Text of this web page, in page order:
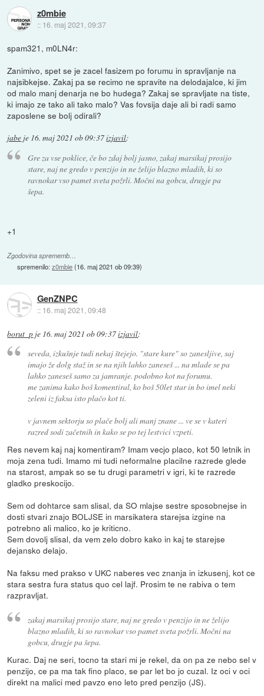
z0mbie
:: 16. maj 2021, 09:37
spam321, m0LN4r:
Zanimivo, spet se je zacel fasizem po forumu in spravljanje na
najsibkejse. Zakaj pa se recimo ne spravite na delodajalce, ki jim
od malo manj denarja ne bo hudega? Zakaj se spravljate na tiste,
ki imajo ze tako ali tako malo? Vas fovsija daje ali bi radi samo
zaposlene se bolj odirali?
jabe je 16. maj 2021 ob 09:37izjavil:
Gre za vse poklice, če bo zdaj bolj jasno, zakaj marsikaj prosijo
stare, naj ne gredo v penzijo in ne želijo blazno mladih, ki so
ravnokar vso pamet sveta požrli. Močni na gobcu, drugje pa
šepa.
+1
Zgodovina sprememb…
spremenilo:z0mbie(16. maj 2021 ob 09:39)
GenZNPC
:: 16. maj 2021, 09:48
borut_p je 16. maj 2021 ob 09:37izjavil:
seveda, izkušnje tudi nekaj štejejo. "stare kure" so zanesljive, saj
imajo že dolg staž in se na njih lahko zaneseš ... na mlade se pa
lahko zaneseš samo za jamranje. podobno kot na forumu.
me zanima kako boš komentiral, ko boš 50let star in bo imel neki
zeleni iz faksa isto plačo kot ti.
v javnem sektorju so plače bolj ali manj znane ... ve se v kateri
razred sodi začetnih in kako se po tej lestvici vzpeti.
Res nevem kaj naj komentiram? Imam vecjo placo, kot 50 letnik in
moja zena tudi. Imamo mi tudi neformalne placilne razrede glede
na starost, ampak so se tu drugi parametri v igri, ki te razrede
gladko preskocijo.
Sem od dohtarce sam slisal, da SO mlajse sestre sposobnejse in
dosti stvari znajo BOLJSE in marsikatera starejsa izgine na
potrebno ali malico, ko je kriticno.
Sem dovolj slisal, da vem zelo dobro kako in kaj te starejse
dejansko delajo.
Na faksu med prakso v UKC naberes vec znanja in izkusenj, kot ce
stara sestra fura status quo cel lajf. Prosim te ne rabiva o tem
razpravljat.
zakaj marsikaj prosijo stare, naj ne gredo v penzijo in ne želijo
blazno mladih, ki so ravnokar vso pamet sveta požrli. Močni na
gobcu, drugje pa šepa.
Kurac. Daj ne seri, tocno ta stari mi je rekel, da on pa ze nebo sel v
penzijo, ce pa ma tak fino placo, se par let bo jo cuzal. Iz oci v oci
direkt na malici med pavzo eno leto pred penzijo (JS).